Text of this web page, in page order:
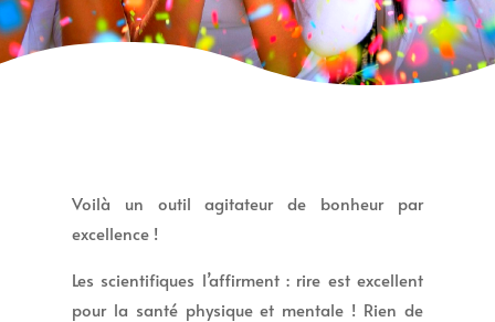
Voilà un outil agitateur de bonheur par
excellence !
Les scientifiques l’affirment : rire est excellent
pour la santé physique et mentale ! Rien de